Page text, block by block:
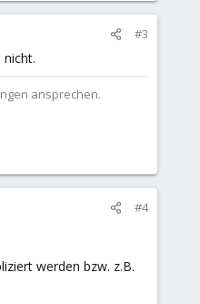
#3
ansprechen.
#4
werden bzw. z.B.